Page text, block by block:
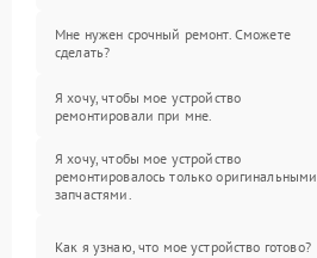
Мне нужен срочный ремонт. Сможете
сделать?
Я хочу, чтобы мое устройство
ремонтировали при мне.
Я хочу, чтобы мое устройство
ремонтировалось только оригинальными
запчастями.
Как я узнаю, что мое устройство готово?